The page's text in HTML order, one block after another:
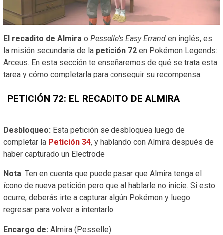
El recadito de Almira o Pesselle’s Easy Errand en inglés, es
la misión secundaria de la petición 72 en Pokémon Legends:
Arceus. En esta sección te enseñaremos de qué se trata esta
tarea y cómo completarla para conseguir su recompensa.
PETICIÓN 72: EL RECADITO DE ALMIRA
Desbloqueo: Esta petición se desbloquea luego de
completar la Petición 34, y hablando con Almira después de
haber capturado un Electrode
Nota: Ten en cuenta que puede pasar que Almira tenga el
ícono de nueva petición pero que al hablarle no inicie. Si esto
ocurre, deberás irte a capturar algún Pokémon y luego
regresar para volver a intentarlo
Encargo de: Almira (Pesselle)